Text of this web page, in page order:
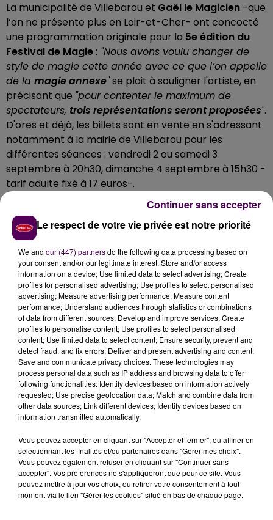
La municipalité de Villebarou et Gaël le Magicien -que
l’on ne présente plus en Loir-et-Cher- ont concocté
une programmation originale pour la 5e édition du
Festival de Magie : "Nous avons voulu changer de
style de magie cette année avec ce que l’on appelle
de la magie annexe"se plait à souligner l'artiste, en
précisant que "pour contenter le maximum de
spectateurs, trois représentations seront proposées".
D'ores et déjà, les billets sont en vente en s'adressant
notamment à la mairie de Villebarou pour les
différentes séances : vendredi 2 ou samedi 3
septembre à 20h30, dimanche 4 septembre à 15h30 -
tarif adulte fixé à 17 euros-.
Gaël le Magicien
SIX ARTISTES POUR PLUS DE TROIS HEURES DE
SHOW
Le ventriloque Nans Marco, 19 ans, révélé à la télé dans
l’émission "La France a un incroyable talent",
partagera la scène du Festival de Magie... avec son
lapin Natian. Roy Neves, peintre illusionniste viendra
dresser le portrait de vedettes mondialement
connues, le Hollandais Niek Takens pour sa part,
présentera des numéros de manipulation, Jerry Pilar
fera découvrir son monde futuriste en laser 3D, Gaël le
Magicien présentera lui-même quelques unes de ses
nouveautés et le tout sera présenté par l’illusionniste
Lord Martin.
Gaël le Magicien
Le respect de votre vie privée est notre priorité
We and our (447) partnersdo the following data processing based on
your consent and/or our legitimate interest: Store and/or access
information on a device; Use limited data to select advertising; Create
profiles for personalised advertising; Use profiles to select personalised
advertising; Measure advertising performance; Measure content
performance; Understand audiences through statistics or combinations
of data from different sources; Develop and improve services; Create
profiles to personalise content; Use profiles to select personalised
content; Use limited data to select content; Ensure security, prevent and
detect fraud, and fix errors; Deliver and present advertising and content;
Save and communicate privacy choices. These technologies may
process personal data such as IP address and browsing data to offer
following functionalities: Identify devices based on information actively
requested; Use precise geolocation data; Match and combine data from
other data sources; Link different devices; Identify devices based on
information transmitted automatically.
Vous pouvez accepter en cliquant sur "Accepter et fermer", ou affiner en
sélectionnant les finalités et/ou partenaires dans "Gérer mes choix".
Vous pouvez également refuser en cliquant sur "Continuer sans
accepter". Vos préférences ne s'appliqueront que pour ce site. Vous
pouvez mettre à jour vos choix, ou retirer votre consentement à tout
moment via le lien "Gérer les cookies" situé en bas de chaque page.
Continuer sans accepter